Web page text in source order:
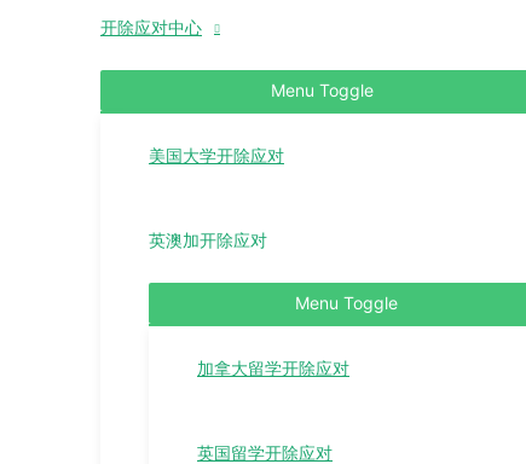
开除应对中心
Menu Toggle
美国大学开除应对
英澳加开除应对
Menu Toggle
加拿大留学开除应对
英国留学开除应对